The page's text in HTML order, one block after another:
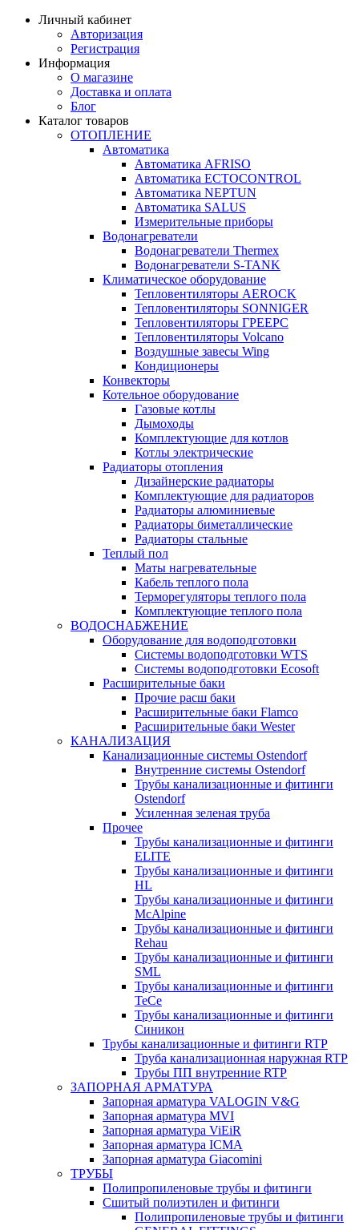
Личный кабинет
Авторизация
Регистрация
Информация
О магазине
Доставка и оплата
Блог
Каталог товаров
ОТОПЛЕНИЕ
Автоматика
Автоматика AFRISO
Автоматика ECTOCONTROL
Автоматика NEPTUN
Автоматика SALUS
Измерительные приборы
Водонагреватели
Водонагреватели Thermex
Водонагреватели S-TANK
Климатическое оборудование
Тепловентиляторы AEROCK
Тепловентиляторы SONNIGER
Тепловентиляторы ГРЕЕРС
Тепловентиляторы Volcano
Воздушные завесы Wing
Кондиционеры
Конвекторы
Котельное оборудование
Газовые котлы
Дымоходы
Комплектующие для котлов
Котлы электрические
Радиаторы отопления
Дизайнерские радиаторы
Комплектующие для радиаторов
Радиаторы алюминиевые
Радиаторы биметаллические
Радиаторы стальные
Теплый пол
Маты нагревательные
Кабель теплого пола
Терморегуляторы теплого пола
Комплектующие теплого пола
ВОДОСНАБЖЕНИЕ
Оборудование для водоподготовки
Системы водоподготовки WTS
Системы водоподготовки Ecosoft
Расширительные баки
Прочие расш баки
Расширительные баки Flamco
Расширительные баки Wester
КАНАЛИЗАЦИЯ
Канализационные системы Ostendorf
Внутренние системы Ostendorf
Трубы канализационные и фитинги
Ostendorf
Усиленная зеленая труба
Прочее
Трубы канализационные и фитинги
ELITE
Трубы канализационные и фитинги
HL
Трубы канализационные и фитинги
McAlpine
Трубы канализационные и фитинги
Rehau
Трубы канализационные и фитинги
SML
Трубы канализационные и фитинги
TeCe
Трубы канализационные и фитинги
Синикон
Трубы канализационные и фитинги RTP
Труба канализационная наружная RTP
Трубы ПП внутренние RTP
ЗАПОРНАЯ АРМАТУРА
Запорная арматура VALOGIN V&G
Запорная арматура MVI
Запорная арматура ViEiR
Запорная арматура ICMA
Запорная арматура Giacomini
ТРУБЫ
Полипропиленовые трубы и фитинги
Сшитый полиэтилен и фитинги
Полипропиленовые трубы и фитинги